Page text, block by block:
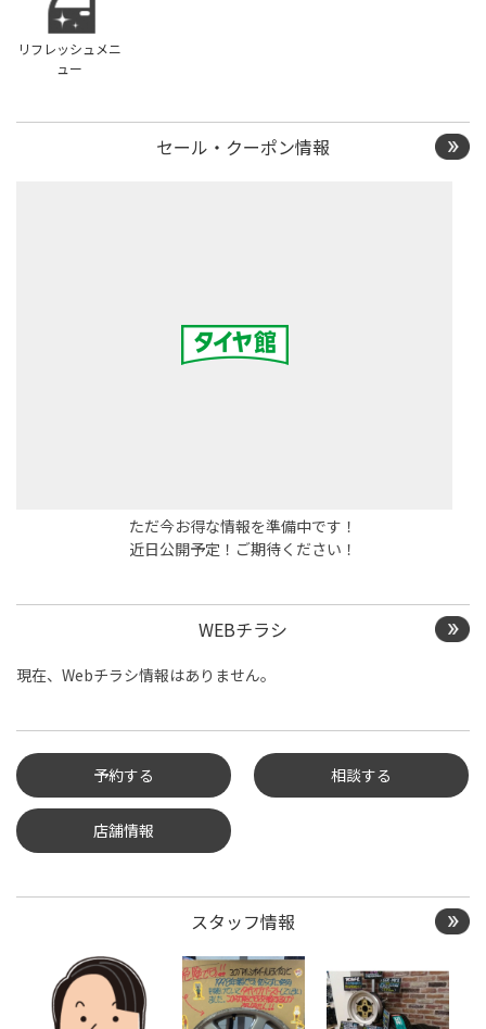
リフレッシュメニ
ュー
セール・クーポン情報
ただ今お得な情報を準備中です！
近日公開予定！ご期待ください！
WEBチラシ
現在、Webチラシ情報はありません。
予約する
タイヤ点検・安全点検/タ
約
クローク契約会員専用タ
イヤ履き替え※タイヤ履
き替えを希望のクローク
契約会員の方はこちらを
選択ください
相談する
店舗情報
スタッフ情報